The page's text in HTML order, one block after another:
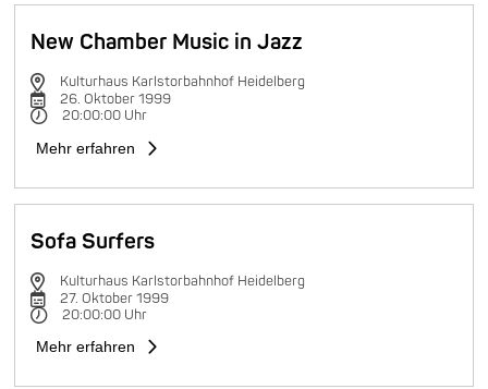
New Chamber Music in Jazz
Kulturhaus Karlstorbahnhof Heidelberg
26. Oktober 1999
20:00:00 Uhr
Mehr erfahren
Sofa Surfers
Kulturhaus Karlstorbahnhof Heidelberg
27. Oktober 1999
20:00:00 Uhr
Mehr erfahren